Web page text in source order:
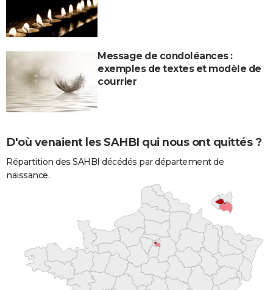
Message de condoléances :
exemples de textes et modèle de
courrier
D'où venaient les SAHBI qui nous ont quittés ?
Répartition des SAHBI décédés par département de
naissance.